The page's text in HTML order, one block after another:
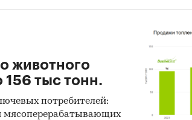
животного
тыс тонн.
потребителей:
мясоперерабатывающих